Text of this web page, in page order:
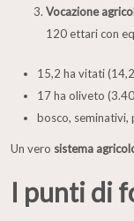
Vocazione
120 ettari con
15,2 ha vitati
17 ha oliveto
bosco, seminativi,
Un vero sistema
I punti di